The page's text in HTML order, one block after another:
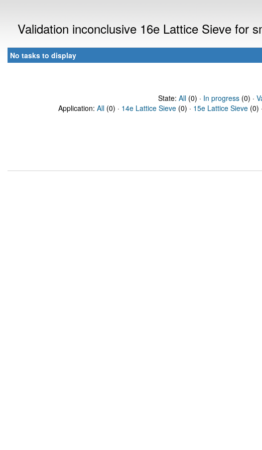
Validation inconclusive 16e Lattice Sieve for
No tasks to display
State: All(0) · In progress(0) ·
Application: All (0) · 14e Lattice Sieve (0) · 15e Lattice Sieve (0) ·